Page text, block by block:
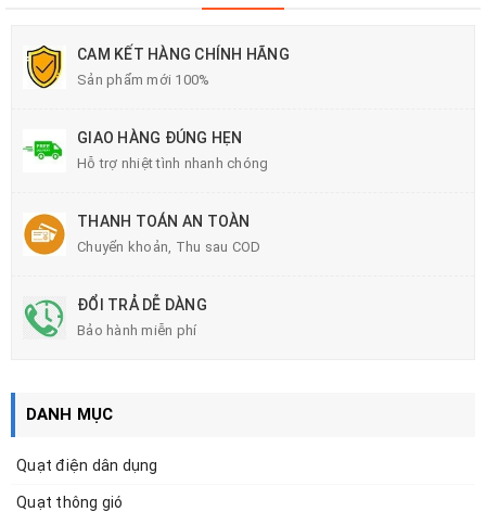
CAM KẾT HÀNG CHÍNH HÃNG
Sản phẩm mới 100%
GIAO HÀNG ĐÚNG HẸN
Hỗ trợ nhiệt tình nhanh chóng
THANH TOÁN AN TOÀN
Chuyển khoản, Thu sau COD
ĐỔI TRẢ DỄ DÀNG
Bảo hành miễn phí
DANH MỤC
Quạt điện dân dụng
Quạt thông gió